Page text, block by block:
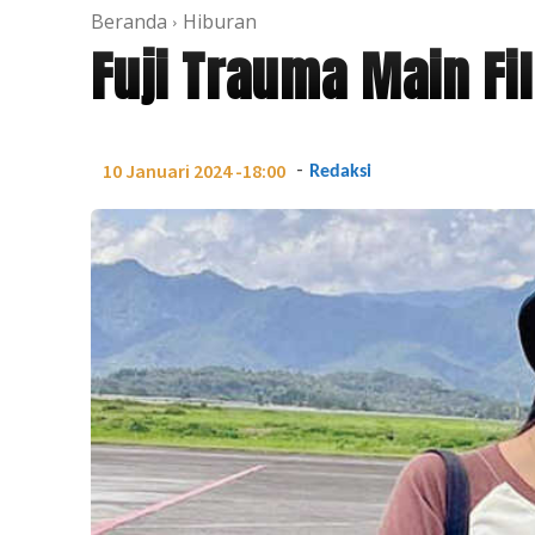
Beranda Hiburan
Fuji Trauma Main
10 Januari 2024 -18:00 - Redaksi